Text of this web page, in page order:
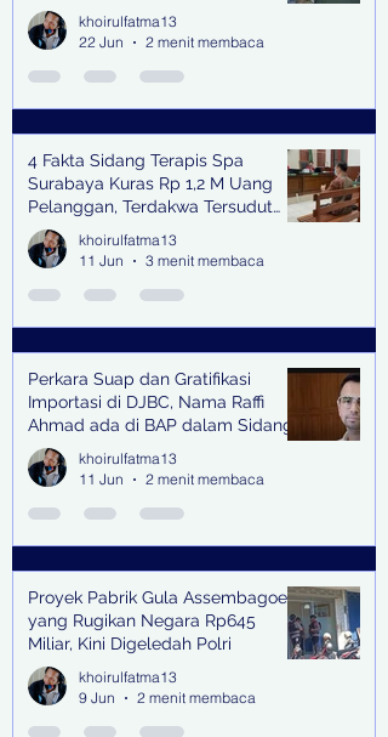
Bangkitkan Swasembada Pangan
dan Pengendali Banjir
khoirulfatma13
22 Jun
2 menit membaca
4 Fakta Sidang Terapis Spa
Surabaya Kuras Rp 1,2 M Uang
Pelanggan, Terdakwa Tersudut
oleh Keterangan Saksi Kunci
khoirulfatma13
11 Jun
3 menit membaca
Perkara Suap dan Gratifikasi
Importasi di DJBC, Nama Raffi
Ahmad ada di BAP dalam Sidang
khoirulfatma13
11 Jun
2 menit membaca
Proyek Pabrik Gula Assembagoes
yang Rugikan Negara Rp645
Miliar, Kini Digeledah Polri
khoirulfatma13
9 Jun
2 menit membaca